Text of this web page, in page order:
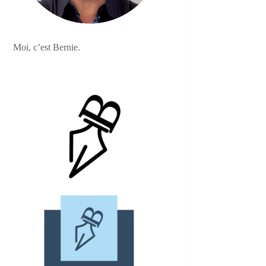
Moi, c’est Bernie.